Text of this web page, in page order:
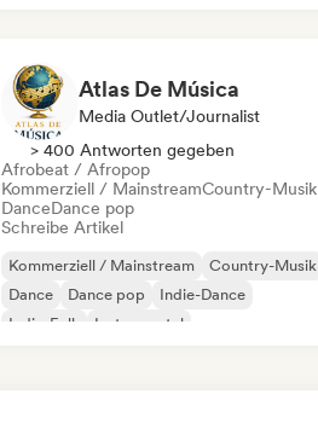
Atlas De Música
Media Outlet/Journalist
> 400 Antworten gegeben
Afrobeat / Afropop
Kommerziell / MainstreamCountry-Musik
DanceDance pop
Schreibe Artikel
Kommerziell / Mainstream
Country-Musik
Dance
Dance pop
Indie-Dance
Indie-Folk
Instrumental